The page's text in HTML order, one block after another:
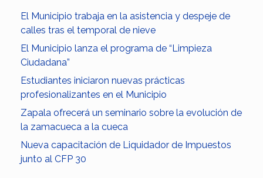
El Municipio trabaja en la asistencia y despeje de
calles tras el temporal de nieve
El Municipio lanza el programa de “Limpieza
Ciudadana”
Estudiantes iniciaron nuevas prácticas
profesionalizantes en el Municipio
Zapala ofrecerá un seminario sobre la evolución de
la zamacueca a la cueca
Nueva capacitación de Liquidador de Impuestos
junto al CFP 30